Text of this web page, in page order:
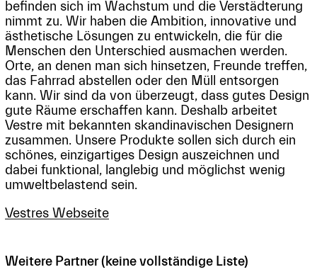
befinden sich im Wachstum und die Verstädterung
nimmt zu. Wir haben die Ambition, innovative und
ästhetische Lösungen zu entwickeln, die für die
Menschen den Unterschied ausmachen werden.
Orte, an denen man sich hinsetzen, Freunde treffen,
das Fahrrad abstellen oder den Müll entsorgen
kann. Wir sind da von überzeugt, dass gutes Design
gute Räume erschaffen kann. Deshalb arbeitet
Vestre mit bekannten skandinavischen Designern
zusammen. Unsere Produkte sollen sich durch ein
schönes, einzigartiges Design auszeichnen und
dabei funktional, langlebig und möglichst wenig
umweltbelastend sein.
Vestres Webseite
Weitere Partner (keine vollständige Liste)